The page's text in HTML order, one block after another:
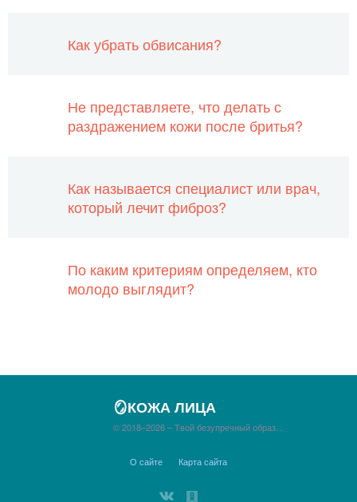
Как убрать обвисания?
Не представляете, что делать с
раздражением кожи после бритья?
Как называется специалист или врач,
который лечит фиброз?
По каким критериям определяем, кто
молодо выглядит?
🪞КОЖА ЛИЦА
© 2018–2026 – Твой безупречный образ…
О сайте Карта сайта